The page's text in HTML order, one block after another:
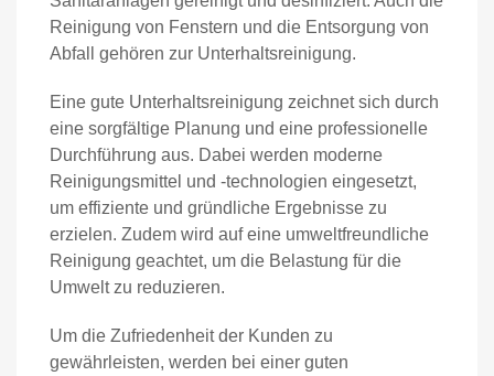
Reinigung von Fenstern und die Entsorgung von
Abfall gehören zur Unterhaltsreinigung.
Eine gute Unterhaltsreinigung zeichnet sich durch
eine sorgfältige Planung und eine professionelle
Durchführung aus. Dabei werden moderne
Reinigungsmittel und -technologien eingesetzt,
um effiziente und gründliche Ergebnisse zu
erzielen. Zudem wird auf eine umweltfreundliche
Reinigung geachtet, um die Belastung für die
Umwelt zu reduzieren.
Um die Zufriedenheit der Kunden zu
gewährleisten, werden bei einer guten